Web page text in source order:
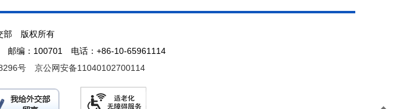
部 版权所有
邮编：100701 电话：+86-10-65961114
号 京公网安备11040102700114